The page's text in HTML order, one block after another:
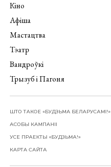
Кіно
Афіша
Мастацтва
Тэатр
Вандроўкі
Трызуб і Пагоня
ШТО ТАКОЕ «БУДЗЬМА БЕЛАРУСАМІ!»
АСОБЫ КАМПАНІІ
УСЕ ПРАЕКТЫ «БУДЗЬМА!»
КАРТА САЙТА